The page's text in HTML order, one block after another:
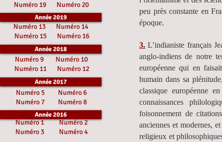
peu près constante en
époque.
3. L’indianiste français
anglo-indiens de notre
européenne qui en
humain dans sa
classique européenne
connaissances
foisonnement de
anciennes et modernes,
religieux et
Numéro 19 Numéro 20
Année 2019
Numéro 13 Numéro 14
Numéro 15 Numéro 16
Année 2018
Numéro 9 Numéro 10
Numéro 11 Numéro 12
Année 2017
Numéro 5 Numéro 6
Numéro 7 Numéro 8
Année 2016
Numéro 1Numéro 2
Numéro 3 Numéro 4